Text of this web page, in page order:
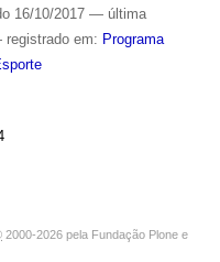
16/10/2017 — última
em: Programa
2000-2026 pela Fundação Plone e